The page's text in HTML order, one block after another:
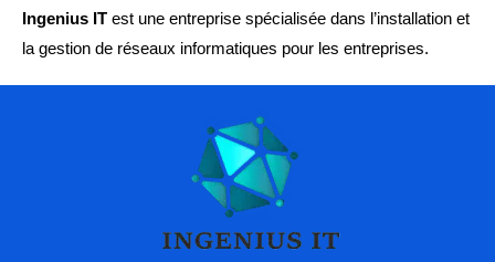
Ingenius IT est une entreprise spécialisée dans l’installation et
la gestion de réseaux informatiques pour les entreprises.